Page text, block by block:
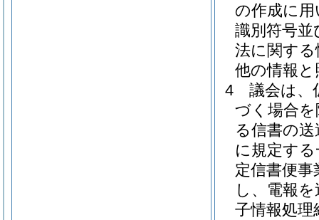
の作成に
識別符号
法に関す
他の情報
4
議会は、
づく場合
る信書の
に規定す
定信書便
し、電報
子情報処